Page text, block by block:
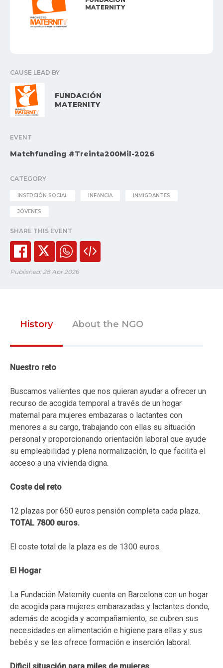
MATERNITY
CAUSE LEAD BY
FUNDACIÓN
MATERNITY
EVENT
Matchfunding #Treinta200Mil-2026
CATEGORY
INSERCIÓN SOCIAL INFANCIA INMIGRANTES
JÓVENES
SHARE THIS EVENT
Published: 28 Apr 2026
History About the NGO
Nuestro reto
Buscamos valientes que nos quieran ayudar a ofrecer un
recurso de acogida temporal a través de un hogar
maternal para mujeres embazaras o lactantes con
menores a su cargo, trabajando con ellas su situación
personal y proporcionando orientación laboral que ayude
su empleabilidad y plena normalización, lo que facilita el
acceso a una vivienda digna.
Coste del reto
12 plazas por 650 euros pensión completa cada plaza.
TOTAL 7800 euros.
El coste total de la plaza es de 1300 euros.
El Hogar
La Fundación Maternity cuenta en Barcelona con un hogar
de acogida para mujeres embarazadas y lactantes donde,
además de acogida y acompañamiento, se cubren sus
necesidades en alimentación e higiene para ellas y sus
bebés y se les ofrece formación e inserción laboral.